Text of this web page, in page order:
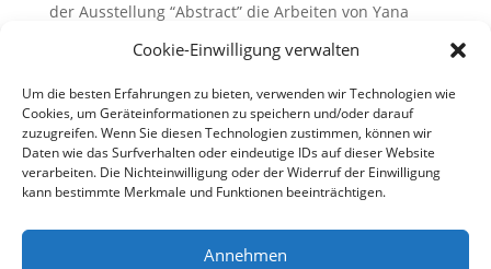
Cookie-Einwilligung verwalten
Um die besten Erfahrungen zu bieten, verwenden wir Technologien wie
Cookies, um Geräteinformationen zu speichern und/oder darauf
zuzugreifen. Wenn Sie diesen Technologien zustimmen, können wir
Daten wie das Surfverhalten oder eindeutige IDs auf dieser Website
verarbeiten. Die Nichteinwilligung oder der Widerruf der Einwilligung
kann bestimmte Merkmale und Funktionen beeinträchtigen.
Annehmen
der Ausstellung “Abstract” die Arbeiten von Yana
verbinden in ihren Werken künstlerische Arbeit mit
wissenschaftlichen Ansätzen und erforschen die
Grenzen von Material,...
© 2025 KunstvereinGRAZ e.V. |
Datenschutzerklärung|Cookie Policy